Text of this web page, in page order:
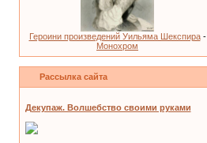
Героини произведений Уильяма Шекспира-
Монохром
Рассылка сайта
Декупаж. Волшебство своими руками